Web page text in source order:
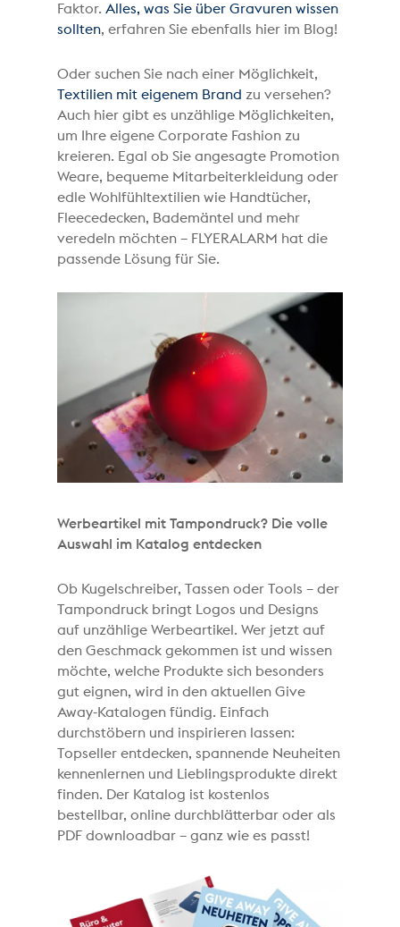
Faktor.Alles, was Sie über Gravuren wissen
sollten, erfahren Sie ebenfalls hier im Blog!
Oder suchen Sie nach einer Möglichkeit,
Textilien mit eigenem Brand zu versehen?
Auch hier gibt es unzählige Möglichkeiten,
um Ihre eigene Corporate Fashion zu
kreieren. Egal ob Sie angesagte Promotion
Weare, bequeme Mitarbeiterkleidung oder
edle Wohlfühltextilien wie Handtücher,
Fleecedecken, Bademäntel und mehr
veredeln möchten – FLYERALARM hat die
passende Lösung für Sie.
Werbeartikel mit Tampondruck? Die volle
Auswahl im Katalog entdecken
Ob Kugelschreiber, Tassen oder Tools – der
Tampondruck bringt Logos und Designs
auf unzählige Werbeartikel. Wer jetzt auf
den Geschmack gekommen ist und wissen
möchte, welche Produkte sich besonders
gut eignen, wird in den aktuellen Give
Away-Katalogen fündig. Einfach
durchstöbern und inspirieren lassen:
Topseller entdecken, spannende Neuheiten
kennenlernen und Lieblingsprodukte direkt
finden. Der Katalog ist kostenlos
bestellbar, online durchblätterbar oder als
PDF downloadbar – ganz wie es passt!